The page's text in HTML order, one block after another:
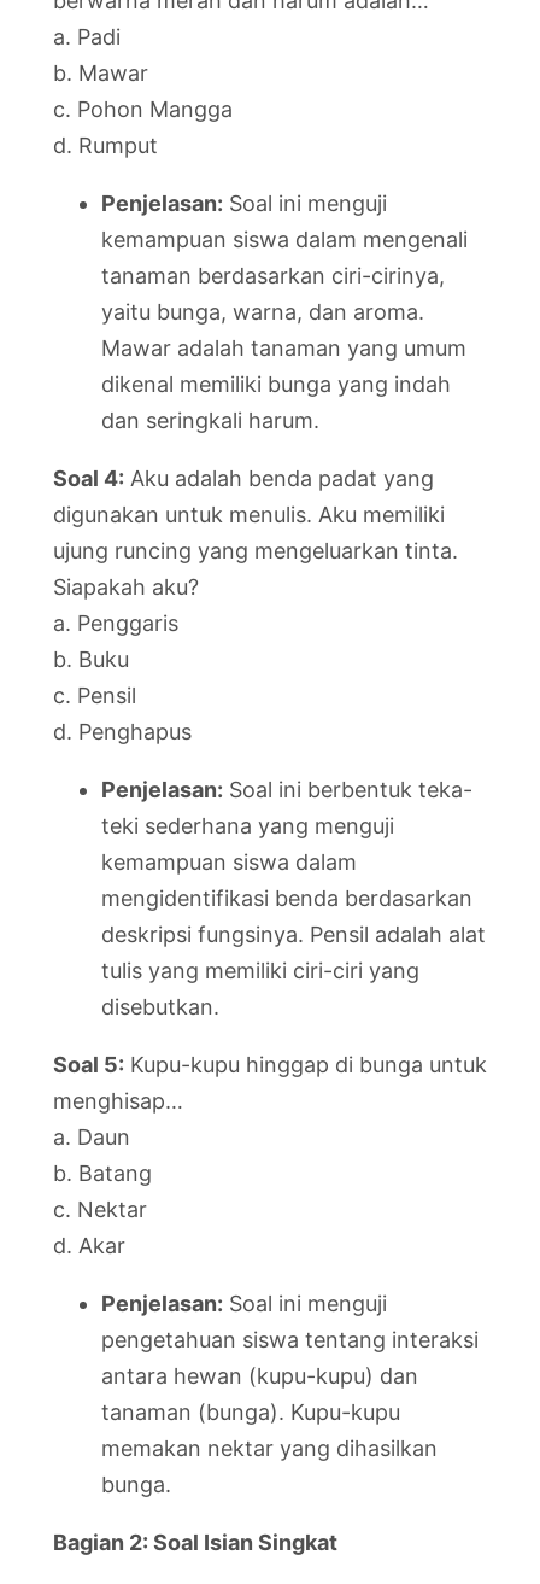
a. Padi
b. Mawar
c. Pohon Mangga
d. Rumput
Penjelasan: Soal ini menguji
kemampuan siswa dalam mengenali
tanaman berdasarkan ciri-cirinya,
yaitu bunga, warna, dan aroma.
Mawar adalah tanaman yang umum
dikenal memiliki bunga yang indah
dan seringkali harum.
Soal 4: Aku adalah benda padat yang
digunakan untuk menulis. Aku memiliki
ujung runcing yang mengeluarkan tinta.
Siapakah aku?
a. Penggaris
b. Buku
c. Pensil
d. Penghapus
Penjelasan: Soal ini berbentuk teka-
teki sederhana yang menguji
kemampuan siswa dalam
mengidentifikasi benda berdasarkan
deskripsi fungsinya. Pensil adalah alat
tulis yang memiliki ciri-ciri yang
disebutkan.
Soal 5: Kupu-kupu hinggap di bunga untuk
menghisap…
a. Daun
b. Batang
c. Nektar
d. Akar
Penjelasan: Soal ini menguji
pengetahuan siswa tentang interaksi
antara hewan (kupu-kupu) dan
tanaman (bunga). Kupu-kupu
memakan nektar yang dihasilkan
bunga.
Bagian 2: Soal Isian Singkat